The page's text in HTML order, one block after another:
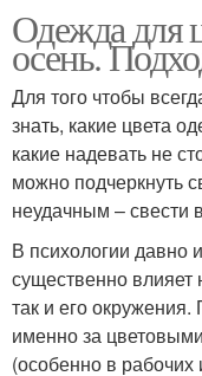
Одежда для
осень.
Для того чтобы
знать, какие цвета
какие надевать не
можно подчеркнуть
неудачным – свести
В психологии давно
существенно влияет
так и его
именно за
(особенно в рабочих